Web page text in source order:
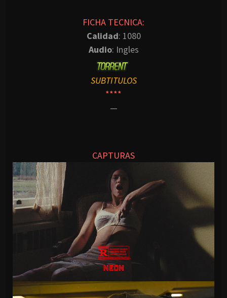
FICHA TECNICA:
Calidad: 1080
Audio: Ingles
SUBTITULOS
****
—
CAPTURAS